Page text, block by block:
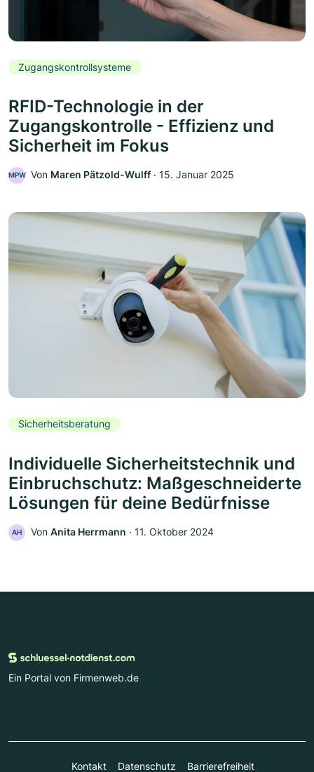
Zugangskontrollsysteme
RFID-Technologie in der
Zugangskontrolle - Effizienz und
Sicherheit im Fokus
MPW Von Maren Pätzold-Wulff ‧ 15. Januar 2025
Sicherheitsberatung
Individuelle Sicherheitstechnik und
Einbruchschutz: Maßgeschneiderte
Lösungen für deine Bedürfnisse
AH Von Anita Herrmann ‧ 11. Oktober 2024
Ein Portal von Firmenweb.de
Kontakt Datenschutz Barrierefreiheit